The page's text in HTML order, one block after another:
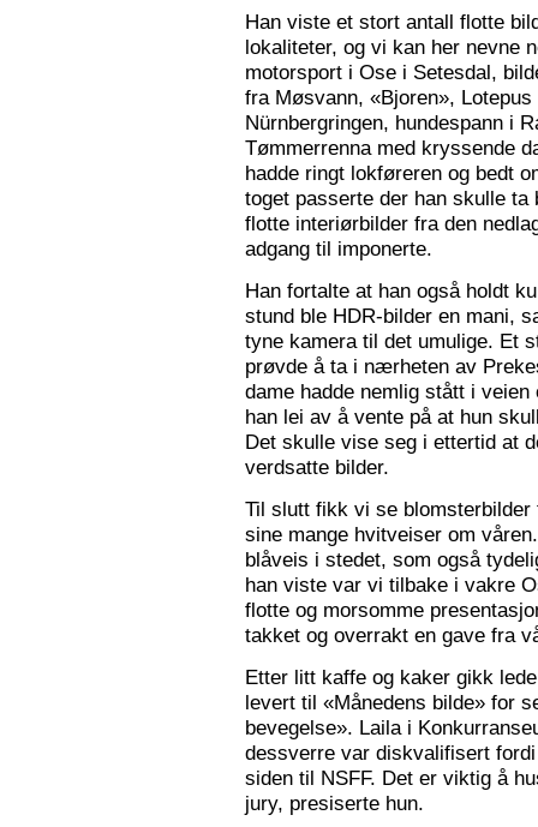
Han viste et stort antall flotte
lokaliteter, og vi kan her nevne
motorsport i Ose i Setesdal,
fra Møsvann, «Bjoren»,
Nürnbergringen, hundespann i
Tømmerrenna med kryssende
hadde ringt lokføreren og bedt
toget passerte der han skulle
flotte interiørbilder fra den
adgang til imponerte.
Han fortalte at han også holdt
stund ble HDR-bilder en mani,
tyne kamera til det umulige. Et
prøvde å ta i nærheten av
dame hadde nemlig stått i
han lei av å vente på at hun
Det skulle vise seg i ettertid at
verdsatte bilder.
Til slutt fikk vi se
sine mange hvitveiser om
blåveis i stedet, som også
han viste var vi tilbake i vakre
flotte og morsomme
takket og overrakt en gave fra
Etter litt kaffe og kaker gikk
levert til «Månedens bilde» for
bevegelse». Laila i
dessverre var diskvalifisert
siden til NSFF. Det er viktig å
jury, presiserte hun.